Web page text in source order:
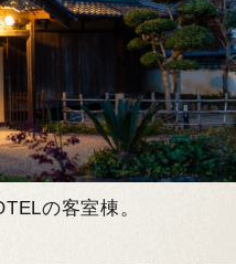
の客室棟。